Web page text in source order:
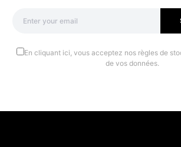
En cliquant ici, vous acceptez nos règles de
de vos données.